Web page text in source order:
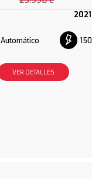
2021
Automático
VER DETALLES